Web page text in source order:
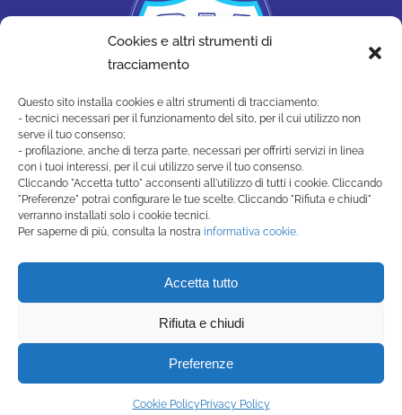
Cookies e altri strumenti di
tracciamento
Questo sito installa cookies e altri strumenti di tracciamento:
- tecnici necessari per il funzionamento del sito, per il cui utilizzo non
serve il tuo consenso;
- profilazione, anche di terza parte, necessari per offrirti servizi in linea
con i tuoi interessi, per il cui utilizzo serve il tuo consenso.
Cliccando "Accetta tutto" acconsenti all'utilizzo di tutti i cookie. Cliccando
"Preferenze" potrai configurare le tue scelte. Cliccando "Rifiuta e chiudi"
verranno installati solo i cookie tecnici.
Per saperne di più, consulta la nostra informativa cookie.
Accetta tutto
Rifiuta e chiudi
Preferenze
Cookie Policy Privacy Policy
SAN MARINO ACADEMY
Strada di Montecchio, 17 47890
(+378) 0549 990515 -
segreteria@sanmarinoacademy.sm
Privacy Policy- Cookie Policy
Powered by Studio99